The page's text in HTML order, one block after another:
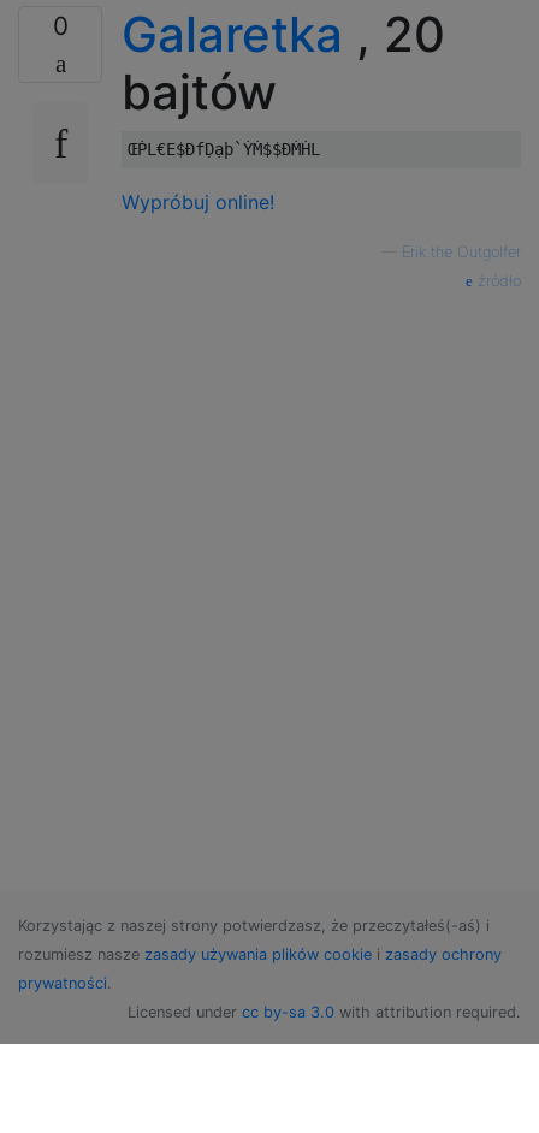
0 Galaretka , 20
bajtów
Wypróbuj online!
Erik the Outgolfer
źródło
Korzystając z naszej strony potwierdzasz, że przeczytałeś(-aś) i
rozumiesz nasze zasady używania plików cookie i zasady ochrony
prywatności.
Licensed under cc by-sa 3.0 with attribution required.